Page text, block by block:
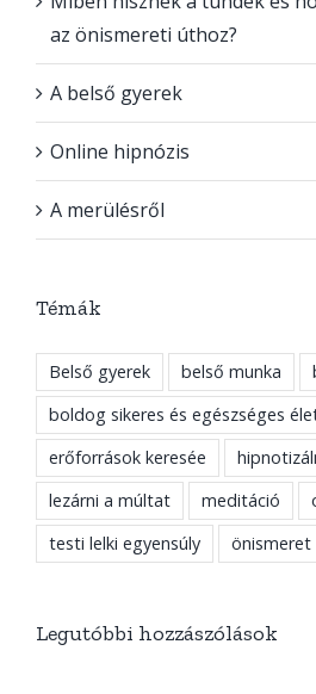
az önismereti úthoz?
A belső gyerek
Online hipnózis
A merülésről
Témák
Belső gyerek belső munka
boldog sikeres és egészséges
erőforrások keresée
lezárni a múltat
meditáció
testi lelki egyensúly
önismeret
Legutóbbi hozzászólások